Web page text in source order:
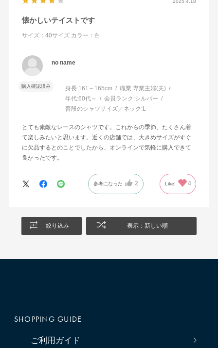
2025.4.18
懐かしいテイストです
サイズ：40サイズ カラー：白
no name
購入確認済み 身長:161～165cm 職業:専業主婦(夫)
年代:60代～ 会員ランク:シルバー
普段のシャツサイズ／ネック:L
とても素敵なレースのシャツです。これからの季節、たくさん着
て楽しみたいと思います。近くの店舗では、大きめサイズがすぐ
に欠品するとのことでしたから、オンラインで気軽に購入できて
良かったです。
参考になった 2 Like! 4
絞り込み 表示：新しい順
SHOPPING GUIDE
ご利用ガイド